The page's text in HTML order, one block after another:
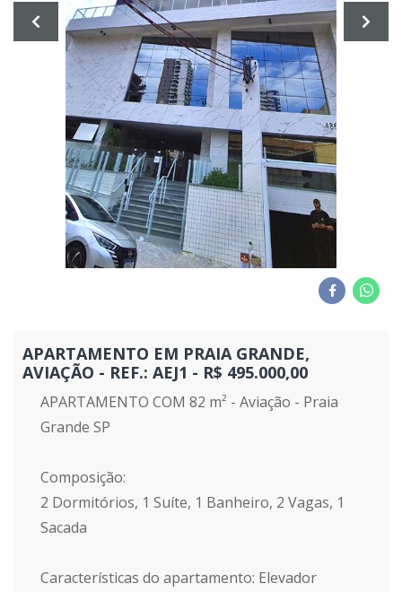
APARTAMENTO EM PRAIA GRANDE,
AVIAÇÃO - REF.: AEJ1 - R$ 495.000,00
APARTAMENTO COM 82 m² - Aviação - Praia
Grande SP
Composição:
2 Dormitórios, 1 Suíte, 1 Banheiro, 2 Vagas, 1
Sacada
Características do apartamento: Elevador